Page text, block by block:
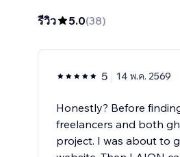
รีวิว 5.0(38)
5 14 พ.ค. 2569
Honestly? Before
freelancers and both
project. I was about to